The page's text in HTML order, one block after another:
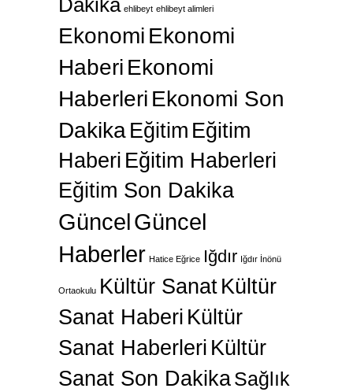
Dakika ehlibeyt ehlibeyt alimleri
Ekonomi Ekonomi
Haberi Ekonomi
Haberleri Ekonomi Son
Dakika Eğitim Eğitim
Haberi Eğitim Haberleri
Eğitim Son Dakika
GüncelGüncel
Haberler Hatice Eğrice Iğdır Iğdır İnönü
Ortaokulu Kültür SanatKültür
Sanat Haberi Kültür
Sanat Haberleri Kültür
Sanat Son DakikaSağlık